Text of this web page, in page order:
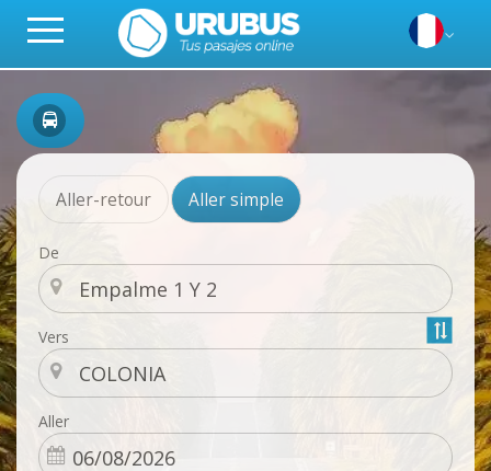
Aller-retour Aller simple
De
Vers
Aller